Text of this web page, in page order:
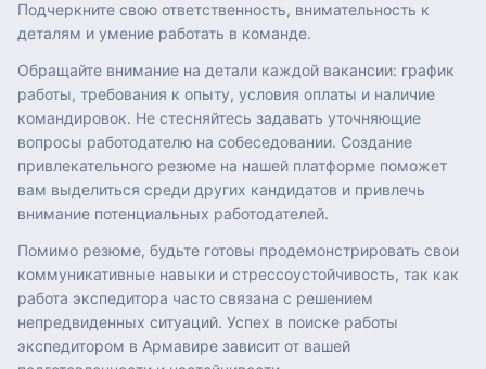
Подчеркните свою ответственность, внимательность к
деталям и умение работать в команде.
Обращайте внимание на детали каждой вакансии: график
работы, требования к опыту, условия оплаты и наличие
командировок. Не стесняйтесь задавать уточняющие
вопросы работодателю на собеседовании. Создание
привлекательного резюме на нашей платформе поможет
вам выделиться среди других кандидатов и привлечь
внимание потенциальных работодателей.
Помимо резюме, будьте готовы продемонстрировать свои
коммуникативные навыки и стрессоустойчивость, так как
работа экспедитора часто связана с решением
непредвиденных ситуаций. Успех в поиске работы
экспедитором в Армавире зависит от вашей